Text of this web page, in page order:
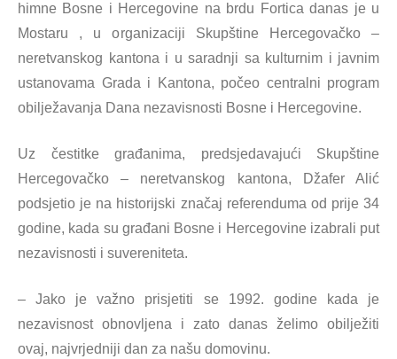
himne Bosne i Hercegovine na brdu Fortica danas je u
Mostaru , u organizaciji Skupštine Hercegovačko –
neretvanskog kantona i u saradnji sa kulturnim i javnim
ustanovama Grada i Kantona, počeo centralni program
obilježavanja Dana nezavisnosti Bosne i Hercegovine.
Uz čestitke građanima, predsjedavajući Skupštine
Hercegovačko – neretvanskog kantona, Džafer Alić
podsjetio je na historijski značaj referenduma od prije 34
godine, kada su građani Bosne i Hercegovine izabrali put
nezavisnosti i suvereniteta.
– Jako je važno prisjetiti se 1992. godine kada je
nezavisnost obnovljena i zato danas želimo obilježiti
ovaj, najvrjedniji dan za našu domovinu.